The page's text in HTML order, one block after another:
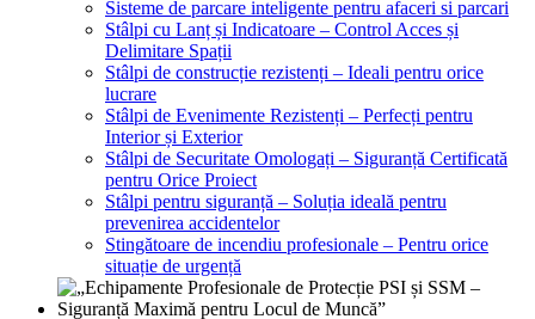
Sisteme de parcare inteligente pentru afaceri si parcari
Stâlpi cu Lanț și Indicatoare – Control Acces și
Delimitare Spații
Stâlpi de construcție rezistenți – Ideali pentru orice
lucrare
Stâlpi de Evenimente Rezistenți – Perfecți pentru
Interior și Exterior
Stâlpi de Securitate Omologați – Siguranță Certificată
pentru Orice Proiect
Stâlpi pentru siguranță – Soluția ideală pentru
prevenirea accidentelor
Stingătoare de incendiu profesionale – Pentru orice
situație de urgență